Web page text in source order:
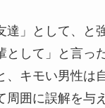
達」として、と
として」と言っ
、キモい男性は
周囲に誤解を与